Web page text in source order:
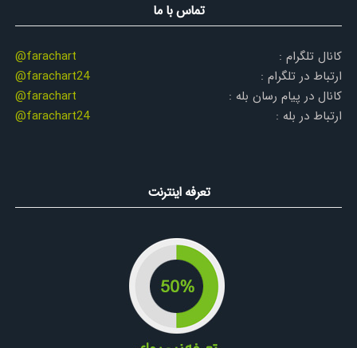
تماس با ما
کانال تلگرام :
@farachart
ارتباط در تلگرام :
@farachart24
کانال در پیام رسان بله :
@farachart
ارتباط در بله :
@farachart24
تعرفه اینترنت